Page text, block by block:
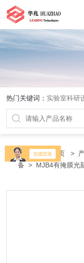
热门关键词： 实验室科研
当前位置：首页 >
备 > MJB4有掩膜光